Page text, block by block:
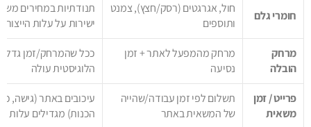
חומרי גלם
חול, אגרגטים (רסק/חצץ), צמנט
ותוספים
תנודתיות במחירים
ישירות על עלות הייצור
מרחק
הובלה
מרחק מהמפעל לאתר + זמן
נסיעה
ככל שהמרחק/זמן
הלוגיסטית עולה
פרייט / זמן
משאית
תשלום לפי זמן עבודה/שהייה
של המשאית באתר
עיכובים באתר (גישה,
הכנות) מגדילים עלות